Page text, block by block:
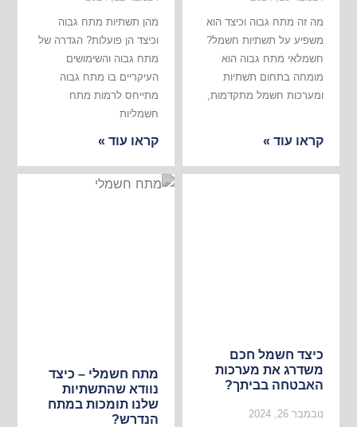
מה זה מתח גבוה וכיצד הוא
משפיע על תשתיות חשמל?
חשמלאי מתח גבוה הוא
מומחה בתחום תשתיות
ומערכות חשמל מתקדמות,
קראו עוד »
מהן תשתיות מתח גבוה
וכיצד הן פועלות? הגדרה של
מתח גבוה והשימושים
העיקריים בו מתח גבוה
מתייחס לרמות מתח
חשמליות
קראו עוד »
כיצד חשמל חכם
משדרג את מערכות
האבטחה בביתך?
נובמבר 26, 2024
מתח חשמלי – כיצד
נוודא שהתשתיות
שלנו תומכות במתח
הנדרש?